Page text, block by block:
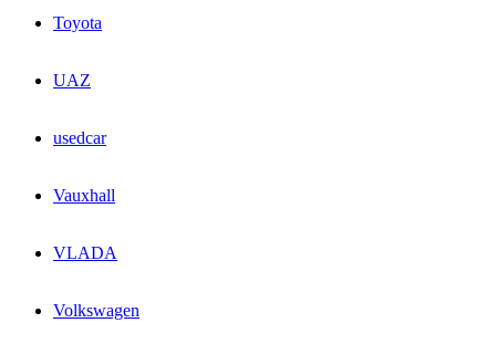
Toyota
UAZ
usedcar
Vauxhall
VLADA
Volkswagen